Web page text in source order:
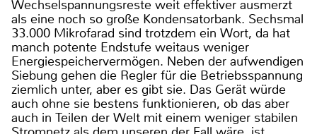
Wechselspannungsreste weit effektiver ausmerzt
als eine noch so große Kondensatorbank. Sechsmal
33.000 Mikrofarad sind trotzdem ein Wort, da hat
manch potente Endstufe weitaus weniger
Energiespeichervermögen. Neben der aufwendigen
Siebung gehen die Regler für die Betriebsspannung
ziemlich unter, aber es gibt sie. Das Gerät würde
auch ohne sie bestens funktionieren, ob das aber
auch in Teilen der Welt mit einem weniger stabilen